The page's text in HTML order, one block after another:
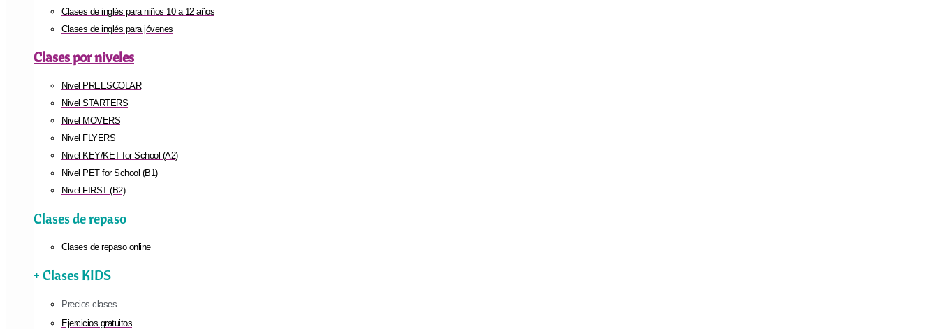
Clases de inglés para niños 10 a 12 años
Clases de inglés para jóvenes
Clases por niveles
Nivel PREESCOLAR
Nivel STARTERS
Nivel MOVERS
Nivel FLYERS
Nivel KEY/KET for School (A2)
Nivel PET for School (B1)
Nivel FIRST (B2)
Clases de repaso
Clases de repaso online
+ Clases KIDS
Precios clases
Ejercicios gratuitos